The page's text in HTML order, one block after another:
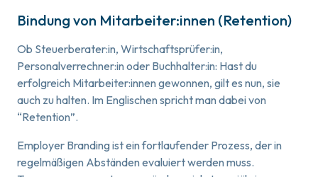
Bindung von Mitarbeiter:innen (Retention)
Ob Steuerberater:in, Wirtschaftsprüfer:in,
Personalverrechner:in oder Buchhalter:in: Hast du
erfolgreich Mitarbeiter:innen gewonnen, gilt es nun, sie
auch zu halten. Im Englischen spricht man dabei von
“Retention”.
Employer Branding ist ein fortlaufender Prozess, der in
regelmäßigen Abständen evaluiert werden muss.